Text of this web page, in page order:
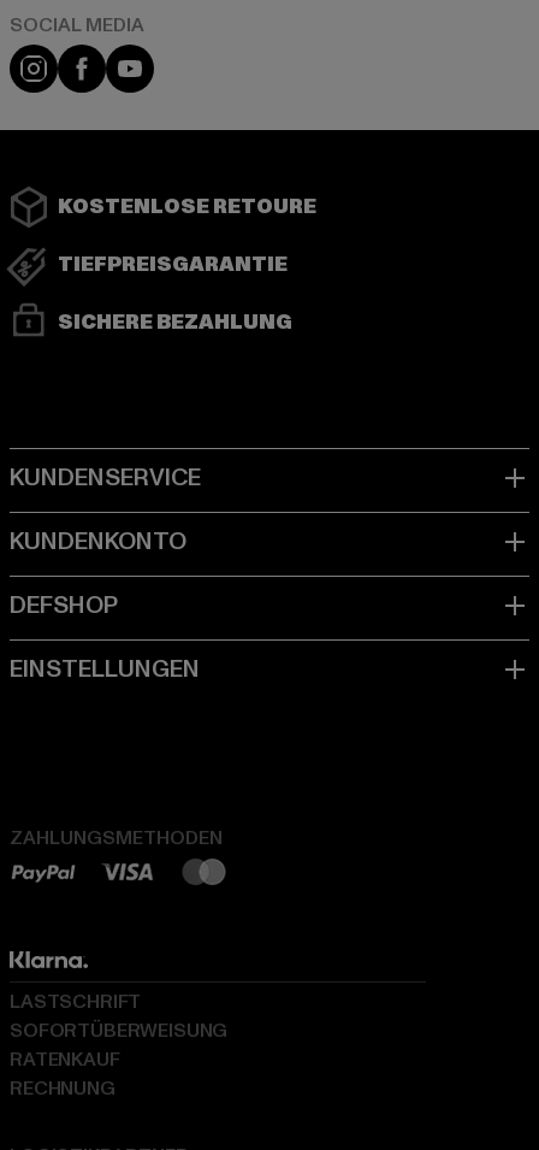
Instagram
FacebookYouTube
KOSTENLOSE RETOURE
TIEFPREISGARANTIE
SICHERE BEZAHLUNG
ZAHLUNGSMETHODEN
LASTSCHRIFT
SOFORTÜBERWEISUNG
RATENKAUF
RECHNUNG